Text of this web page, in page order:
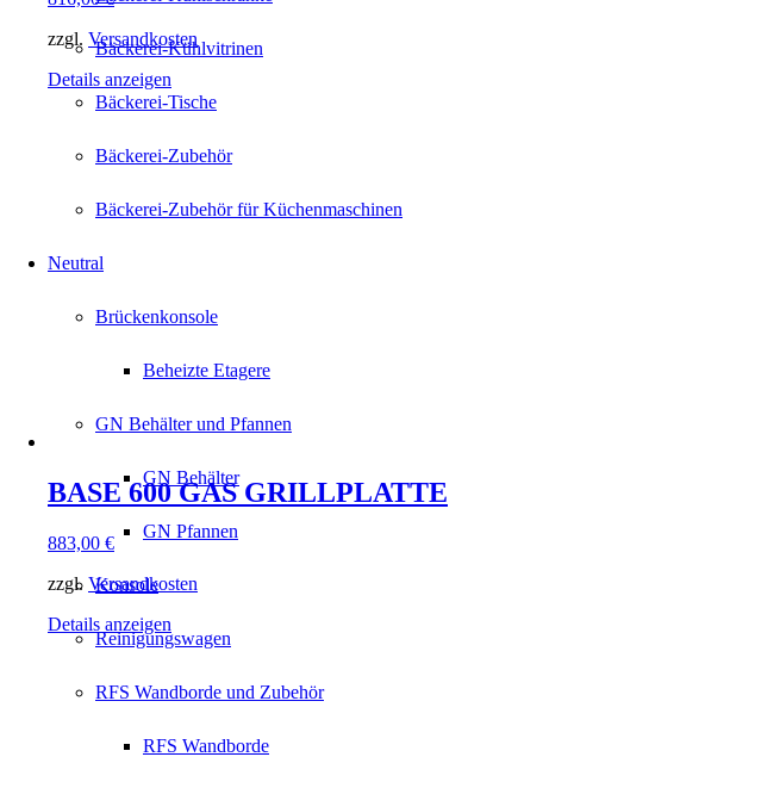
Bäckerei-Kühlvitrinen
Bäckerei-Tische
Bäckerei-Zubehör
Bäckerei-Zubehör für Küchenmaschinen
Neutral
Brückenkonsole
Beheizte Etagere
GN Behälter und Pfannen
GN Behälter
GN Pfannen
Konsole
Reinigungswagen
RFS Wandborde und Zubehör
RFS Wandborde
zzgl. Versandkosten
Details anzeigen
BASE 600 GAS GRILLPLATTE
883,00 €
zzgl. Versandkosten
Details anzeigen